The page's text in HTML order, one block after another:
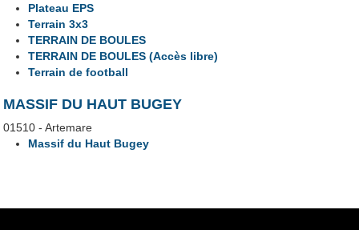
Plateau EPS
Terrain 3x3
TERRAIN DE BOULES
TERRAIN DE BOULES (Accès libre)
Terrain de football
MASSIF DU HAUT BUGEY
01510 - Artemare
Massif du Haut Bugey